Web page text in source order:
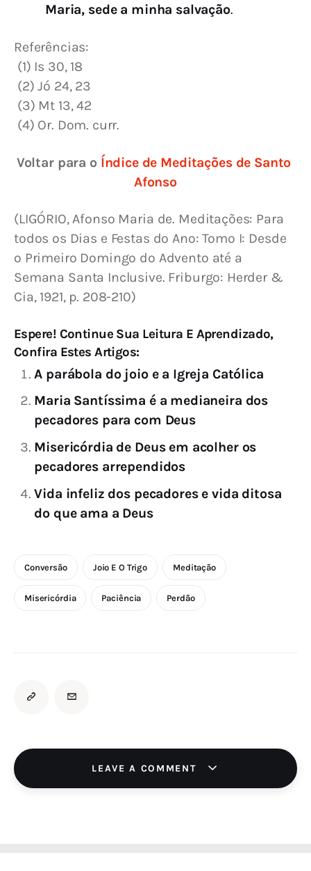
Maria, sede a minha salvação.
Referências:
(1) Is 30, 18
(2) Jó 24, 23
(3) Mt 13, 42
(4) Or. Dom. curr.
Voltar para o Índice de Meditações de Santo
Afonso
(LIGÓRIO, Afonso Maria de. Meditações: Para
todos os Dias e Festas do Ano: Tomo I: Desde
o Primeiro Domingo do Advento até a
Semana Santa Inclusive. Friburgo: Herder &
Cia, 1921, p. 208-210)
Espere! Continue Sua Leitura E Aprendizado,
Confira Estes Artigos:
A parábola do joio e a Igreja Católica
Maria Santíssima é a medianeira dos
pecadores para com Deus
Misericórdia de Deus em acolher os
pecadores arrependidos
Vida infeliz dos pecadores e vida ditosa
do que ama a Deus
Conversão Joio E O Trigo Meditação
Misericórdia Paciência Perdão
LEAVE A COMMENT